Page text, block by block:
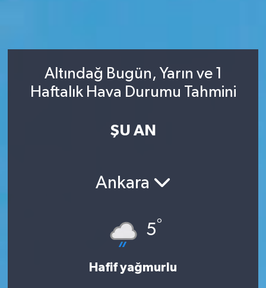
Altındağ Bugün, Yarın ve 1
Haftalık Hava Durumu Tahmini
ŞU AN
Ankara
5°
Hafif yağmurlu